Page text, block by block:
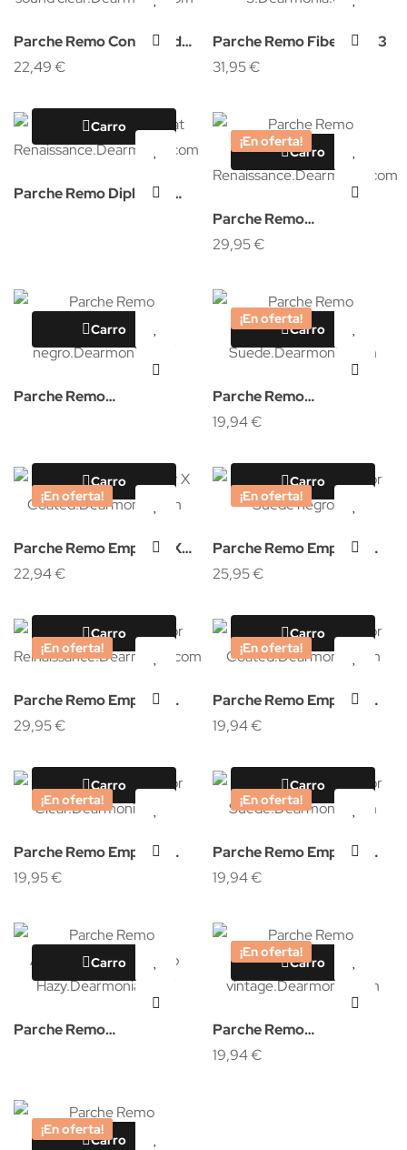
Parche Remo Controlled
sound clear
22,49 €
Parche Remo Fiberskyn 3
31,95 €
Carro
Parche Remo Diplomat
¡En oferta!
Carro
Parche Remo
Ambassador Renaissance
29,95 €
Carro
Parche Remo
¡En oferta!
Carro
Parche Remo
Ambassador Suede
19,94 €
¡En oferta!
Carro
Parche Remo Emperor X
Coated
22,94 €
¡En oferta!
Carro
Parche Remo Emperor
Suede negro
25,95 €
¡En oferta!
Carro
Parche Remo Emperor
Renaissance
29,95 €
¡En oferta!
Carro
Parche Remo Emperor
Coated
19,94 €
¡En oferta!
Carro
Parche Remo Emperor
Clear
19,95 €
¡En oferta!
Carro
Parche Remo Emperor
Suede
19,94 €
Carro
Parche Remo
¡En oferta!
Carro
Parche Remo
Ambassador rugoso
19,94 €
¡En oferta!
Carro